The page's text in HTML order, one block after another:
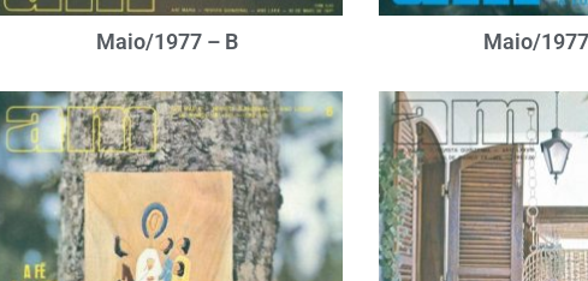
Maio/1977 – B Maio/